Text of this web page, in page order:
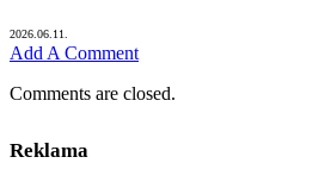
2026.06.11.
Add A Comment
Comments are closed.
Reklama